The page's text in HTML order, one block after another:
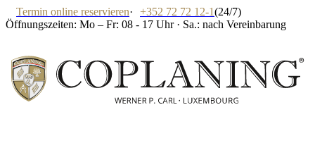
Termin online reservieren· +352 72 72 12-1(24/7)
Öffnungszeiten: Mo – Fr: 08 - 17 Uhr · Sa.: nach Vereinbarung